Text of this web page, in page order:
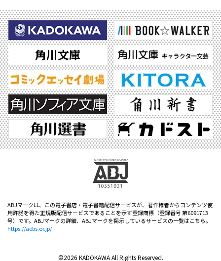
ABJマークは、この電子書店・電子書籍配信サービスが、著作権者からコンテンツ使
用許諾を得た正規版配信サービスであることを示す登録商標（登録番号 第6091713
号）です。ABJマークの詳細、ABJマークを掲示しているサービスの一覧はこちら。
https://aebs.or.jp/
©2026 KADOKAWA All Rights Reserved.